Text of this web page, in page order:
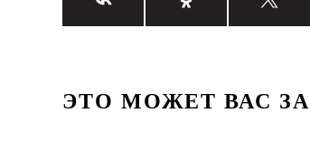
ЭТО МОЖЕТ ВАС